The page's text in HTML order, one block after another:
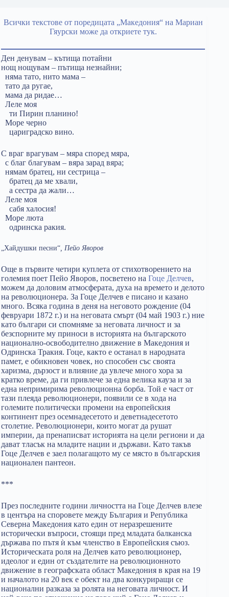
Всички текстове от поредицата „Македония“ на Мариан
Гяурски може да откриете тук.
Ден денувам – кътища потайни
нощ нощувам – пътища незнайни;
няма тато, нито мама –
тато да ругае,
мама да ридае…
Леле моя
ти Пирин планино!
Море черно
цариградско вино.
С враг врагувам – мяра според мяра,
с благ благувам – вяра зарад вяра;
нямам братец, ни сестрица –
братец да ме хвали,
а сестра да жали…
Леле моя
сабя халосия!
Море люта
одринска ракия.
„Хайдушки песни“, Пейо Яворов
Още в първите четири куплета от стихотворението на
големия поет Пейо Яворов, посветено на Гоце Делчев,
можем да доловим атмосферата, духа на времето и делото
на революционера. За Гоце Делчев е писано и казано
много. Всяка година в деня на неговото рождение (04
февруари 1872 г.) и на неговата смърт (04 май 1903 г.) ние
като българи си спомняме за неговата личност и за
безспорните му приноси в историята на българското
национално-освободително движение в Македония и
Одринска Тракия. Гоце, както е останал в народната
памет, е обикновен човек, но способен със своята
харизма, дързост и влияние да увлече много хора за
кратко време, да ги привлече за една велика кауза и за
една непримирима революционна борба. Той е част от
тази плеяда революционери, появили се в хода на
големите политически промени на европейския
континент през осемнадесетото и деветнадесетото
столетие. Революционери, които могат да рушат
империи, да пренаписват историята на цели региони и да
дават тласък на младите нации и държави. Като такъв
Гоце Делчев е заел полагащото му се място в българския
национален пантеон.
***
През последните години личността на Гоце Делчев влезе
в центъра на споровете между България и Република
Северна Македония като един от неразрешените
исторически въпроси, стоящи пред младата балканска
държава по пътя ѝ към членство в Европейския съюз.
Историческата роля на Делчев като революционер,
идеолог и един от създателите на революционното
движение в географската област Македония в края на 19
и началото на 20 век е обект на два конкуриращи се
национални разказа за ролята на неговата личност. И